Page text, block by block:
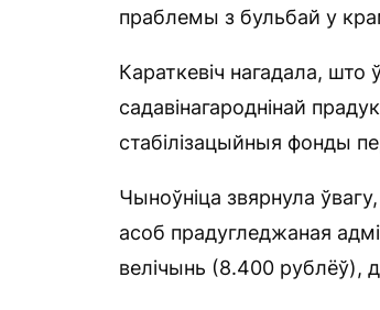
праблемы з бульбай у
Караткевіч нагадала, што
садавінагароднінай
стабілізацыйныя фонды
Чыноўніца звярнула
асоб прадугледжаная
велічынь (8.400 рублёў),